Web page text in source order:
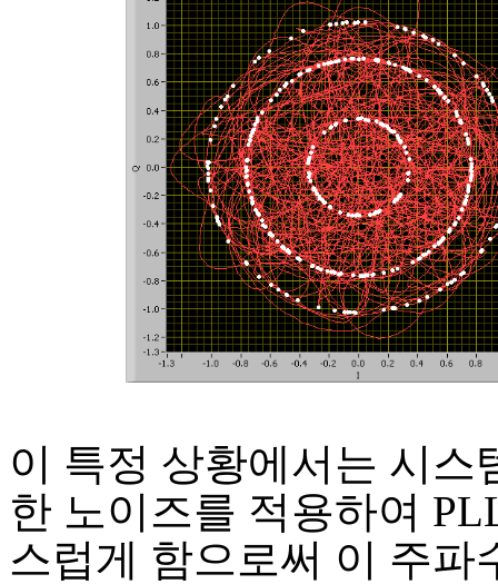
이 특정 상황에서는 시스
한 노이즈를 적용하여
스럽게 함으로써 이 주파